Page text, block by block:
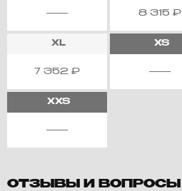
8 315 ₽
XL
7 352 ₽
XS
XXS
ОТЗЫВЫ И ВОПРОСЫ